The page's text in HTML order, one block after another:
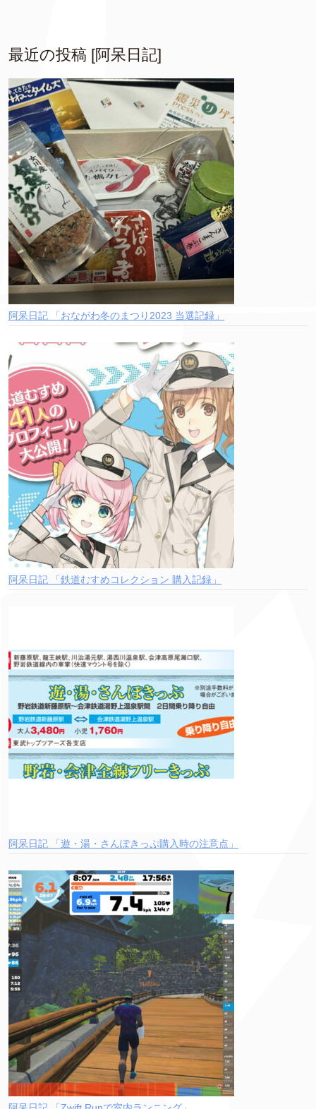
最近の投稿 [阿呆日記]
阿呆日記 「おながわ冬のまつり2023 当選記録」
阿呆日記 「鉄道むすめコレクション 購入記録」
阿呆日記 「遊・湯・さんぽきっぷ購入時の注意点」